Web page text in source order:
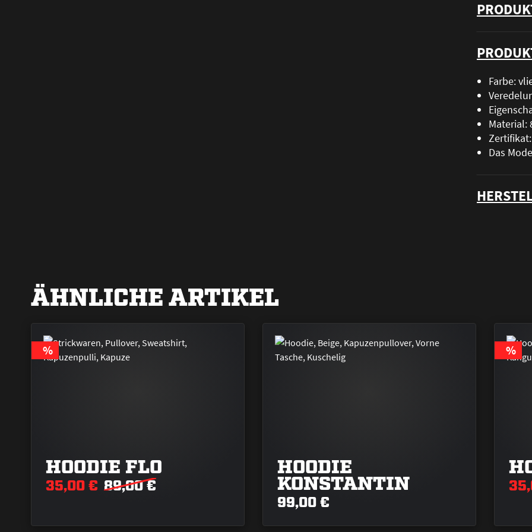
Farbe:
Material:
Zertifikat:
Das
ÄHNLICHE ARTIKEL
RABATT
%
HOODIE FLO
35,00 € 89,00 €
HOODIE
KONSTANTIN
99,00 €
%